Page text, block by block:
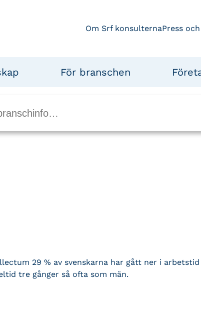
Om Srf konsulternaPress
För branschen
29 % av svenskarna har gått ner i arbetstid
tre gånger så ofta som män.